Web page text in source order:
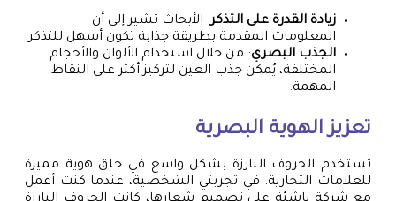
زيادة القدرة على التذكر: الأبحاث تشير إلى أن
المعلومات المقدمة بطريقة جذابة تكون أسهل للتذكر.
الجذب البصري: من خلال استخدام الألوان والأحجام
المختلفة، يُمكن جذب العين لتركيز أكثر على النقاط
المهمة.
تعزيز الهوية البصرية
تستخدم الحروف البارزة بشكل واسع في خلق هوية مميزة
للعلامات التجارية. في تجربتي الشخصية، عندما كنت أعمل